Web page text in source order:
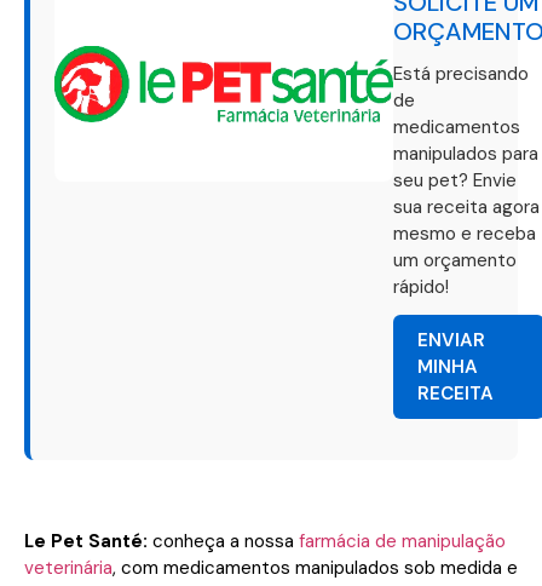
Está precisando
de
medicamentos
manipulados para
seu pet? Envie
sua receita agora
mesmo e receba
um orçamento
rápido!
ENVIAR
MINHA
RECEITA
Le Pet Santé: conheça a nossa farmácia de manipulação
veterinária, com medicamentos manipulados sob medida e